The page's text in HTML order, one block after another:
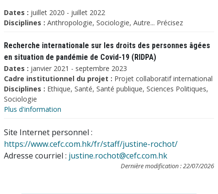
Dates : juillet 2020 - juillet 2022
Disciplines : Anthropologie, Sociologie, Autre... Précisez
Recherche internationale sur les droits des personnes âgées
en situation de pandémie de Covid-19 (RIDPA)
Dates : janvier 2021 - septembre 2023
Cadre institutionnel du projet : Projet collaboratif international
Disciplines : Ethique, Santé, Santé publique, Sciences Politiques,
Sociologie
Plus d'information
Site Internet personnel :
https://www.cefc.com.hk/fr/staff/justine-rochot/
Adresse courriel : justine.rochot@cefc.com.hk
Dernière modification : 22/07/2026